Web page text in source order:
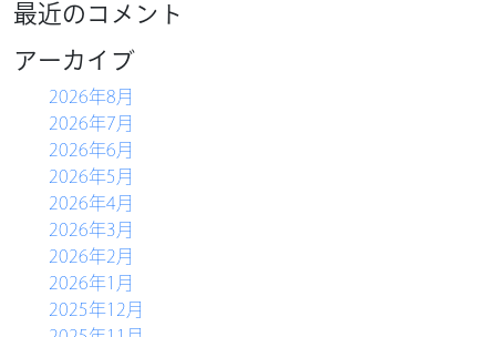
HOME
農産物直売所
バーベキュー
物産コーナー
軽食コーナー
別館ふるさとハウス
ベーカリー＆カフェ
ふるさと木の家
最近のコメント
アーカイブ
2026年8月
2026年7月
2026年6月
2026年5月
2026年4月
2026年3月
2026年2月
2026年1月
2025年12月